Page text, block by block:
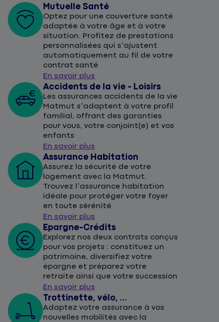
Mutuelle Santé
Optez pour une couverture santé
adaptée à votre âge et à votre
situation. Profitez de prestations
personnalisées qui s’ajustent
automatiquement au fil de votre
contrat santé
En savoir plus
Accidents de la vie - Loisirs
Les assurances accidents de la vie
Matmut s’adaptent à votre profil
familial, offrant des garanties
pour vous, votre conjoint(e) et vos
enfants
En savoir plus
Assurance Habitation
Assurez la sécurité de votre
logement avec la Matmut.
Trouvez l’assurance habitation
idéale pour protéger votre foyer
en toute sérénité
En savoir plus
Epargne-Crédits
Explorez nos deux contrats conçus
pour vos projets : constituez un
patrimoine, diversifiez votre
épargne et préparez votre
retraite ainsi que votre succession
En savoir plus
Trottinette, vélo, ...
Adaptez votre assurance à vos
nouvelles mobilités avec la